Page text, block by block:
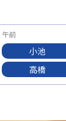
小池
高橋